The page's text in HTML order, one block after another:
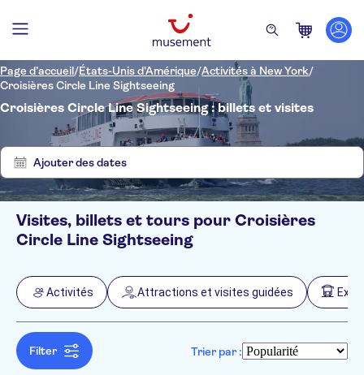
Page d’accueil/États-Unis d'Amérique/Activités à New York/
Croisières Circle Line Sightseeing
Croisières Circle Line Sightseeing : billets et visites
Ajouter des dates
FiltresPrix par adulte
Min € Max €
Prise en charge à l'hôtel
NO-PICKUP
Confirmation instantanée
Annulation gratuite
Entrée incluse
Bon numérique
Visite guidée
Guide expert
Catégories
Activités
Attractions et visites guidées
Pass touristiques
Excursions à la journée
Langue
Anglais
Allemand
Espagnol
Supprimer
les
filtres
Afficher
10
résultats
Visites, billets et tours pour Croisières
Circle Line Sightseeing
Activités Attractions et visites guidées
Filter Trier par :